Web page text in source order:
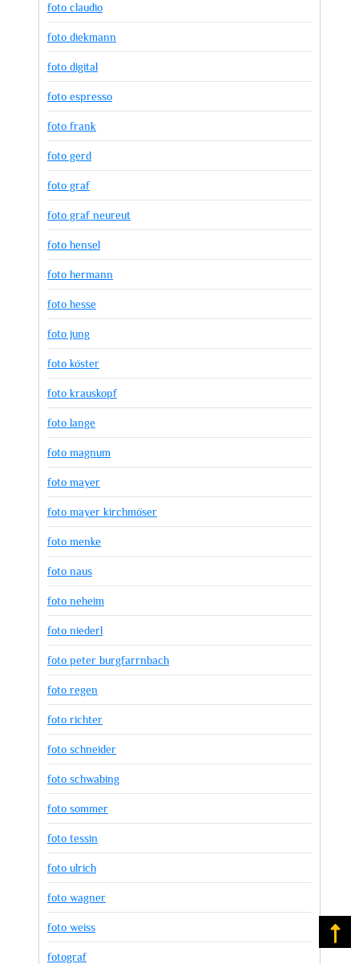
foto claudio
foto diekmann
foto digital
foto espresso
foto frank
foto gerd
foto graf
foto graf neureut
foto hensel
foto hermann
foto hesse
foto jung
foto köster
foto krauskopf
foto lange
foto magnum
foto mayer
foto mayer kirchmöser
foto menke
foto naus
foto neheim
foto niederl
foto peter burgfarrnbach
foto regen
foto richter
foto schneider
foto schwabing
foto sommer
foto tessin
foto ulrich
foto wagner
foto weiss
fotograf